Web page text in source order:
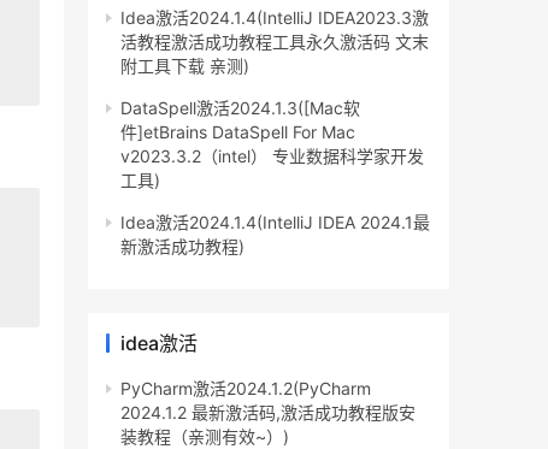
Idea激活2024.1.4(IntelliJ IDEA2023.3激
活教程激活成功教程工具永久激活码 文末
附工具下载 亲测)
DataSpell激活2024.1.3([Mac软
件]etBrains DataSpell For Mac
v2023.3.2（intel） 专业数据科学家开发
工具)
Idea激活2024.1.4(IntelliJ IDEA 2024.1最
新激活成功教程)
idea激活
PyCharm激活2024.1.2(PyCharm
2024.1.2 最新激活码,激活成功教程版安
装教程（亲测有效~）)